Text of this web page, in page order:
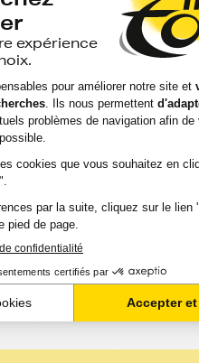
à KONICA
- 4 COULEURS -
: